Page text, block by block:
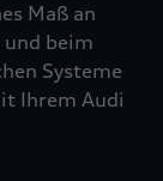
Maß an
beim
Systeme
Ihrem Audi